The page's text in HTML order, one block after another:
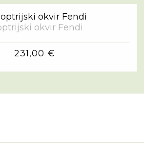
okvir Fendi
231,00 €